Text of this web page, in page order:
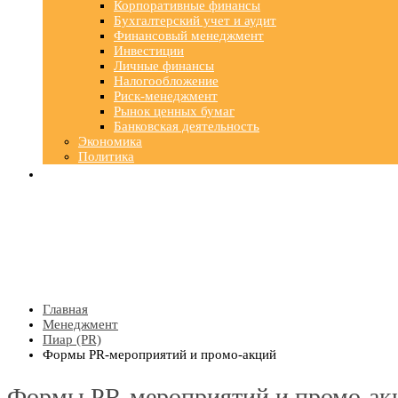
Корпоративные финансы
Бухгалтерский учет и аудит
Финансовый менеджмент
Инвестиции
Личные финансы
Налогообложение
Риск-менеджмент
Рынок ценных бумаг
Банковская деятельность
Экономика
Политика
Главная
Менеджмент
Пиар (PR)
Формы PR-мероприятий и промо-акций